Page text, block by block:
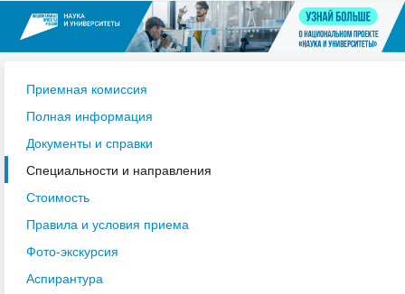
Приемная комиссия
Полная информация
Документы и справки
Специальности и направления
Стоимость
Правила и условия приема
Фото-экскурсия
Аспирантура